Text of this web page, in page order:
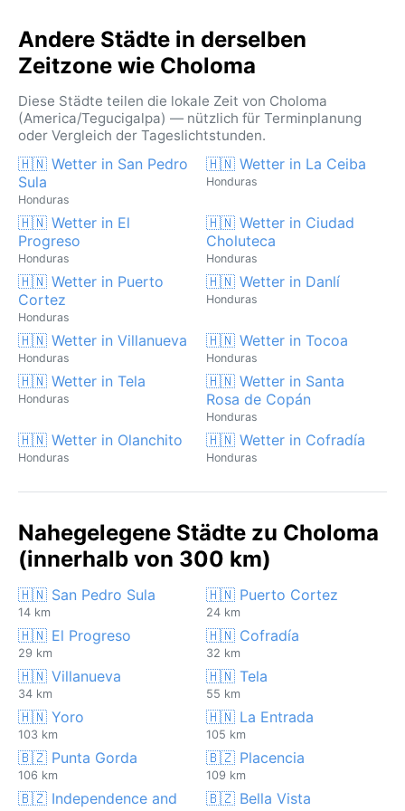
Andere Städte in derselben
Zeitzone wie Choloma
Diese Städte teilen die lokale Zeit von Choloma
(America/Tegucigalpa) — nützlich für Terminplanung
oder Vergleich der Tageslichtstunden.
🇭🇳 Wetter in San Pedro
Sula
Honduras
🇭🇳 Wetter in La Ceiba
Honduras
🇭🇳 Wetter in El
Progreso
Honduras
🇭🇳 Wetter in Ciudad
Choluteca
Honduras
🇭🇳 Wetter in Puerto
Cortez
Honduras
🇭🇳 Wetter in Danlí
Honduras
🇭🇳 Wetter in Villanueva
Honduras
🇭🇳 Wetter in Tocoa
Honduras
🇭🇳 Wetter in Tela
Honduras
🇭🇳 Wetter in Santa
Rosa de Copán
Honduras
🇭🇳 Wetter in Olanchito
Honduras
🇭🇳 Wetter in Cofradía
Honduras
Nahegelegene Städte zu Choloma
(innerhalb von 300 km)
🇭🇳 San Pedro Sula
14 km
🇭🇳 Puerto Cortez
24 km
🇭🇳 El Progreso
29 km
🇭🇳 Cofradía
32 km
🇭🇳 Villanueva
34 km
🇭🇳 Tela
55 km
🇭🇳 Yoro
103 km
🇭🇳 La Entrada
105 km
🇧🇿 Punta Gorda
106 km
🇧🇿 Placencia
109 km
🇧🇿 Independence and
🇧🇿 Bella Vista